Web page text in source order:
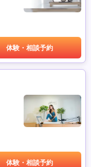
体験・相談予約
体験・相談予約